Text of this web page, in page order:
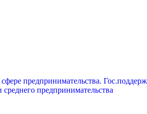
предпринимательства.
предпринимательства